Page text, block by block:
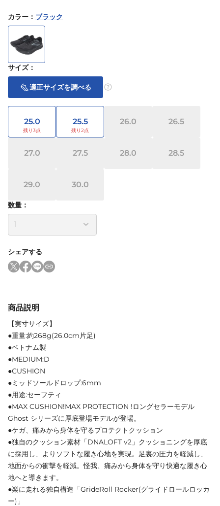
カラー ： ブラック
サイズ：
適正サイズを調べる
25.0 25.5 26.0 26.5
27.0 27.5 28.0 28.5
29.0 30.0
数量：
シェアする
商品説明
【実寸サイズ】
●重量:約268g(26.0cm片足)
●ベトナム製
●MEDIUM:D
●CUSHION
●ミッドソールドロップ:6mm
●用途:セーフティ
●MAX CUSHION!MAX PROTECTION !ロングセラーモデル
Ghost シリーズに厚底登場モデルが登場。
●ケガ、痛みから身体を守るプロテクトクッション
●独自のクッション素材「DNALOFT v2」クッショニングを厚底
に採用し、よりソフトな履き心地を実現。足裏の圧力を軽減し、
地面からの衝撃を軽減。怪我、痛みから身体を守り快適な履き心
地へと導きます。
●楽に走れる独自構造「GrideRoll Rocker(グライドロールロッカ
ー)」